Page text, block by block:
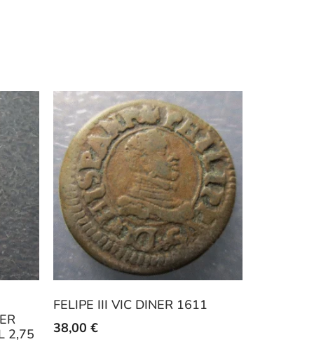
2,75
FELIPE III VIC DINER 1611
38,00 €